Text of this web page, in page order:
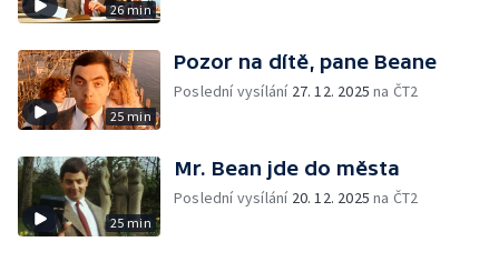
26 min
25 min
Pozor na dítě, pane Beane
Poslední vysílání 27. 12. 2025 na ČT2
25 min
Mr. Bean jde do města
Poslední vysílání 20. 12. 2025 na ČT2